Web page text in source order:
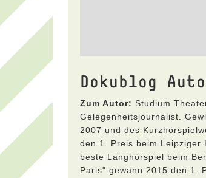
Dokublog
Zum Autor: Studium
Gelegenheitsjournalist.
2007 und des
den 1. Preis beim Leipziger
beste Langhörspiel beim
Paris" gewann 2015 den 1.